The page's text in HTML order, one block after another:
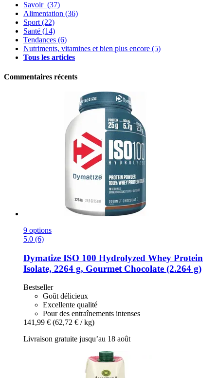
Savoir (37)
Alimentation (36)
Sport(22)
Santé (14)
Tendances (6)
Nutriments, vitamines et bien plus encore (5)
Tous les articles
Commentaires récents
9 options
5.0 (6)
Dymatize ISO 100 Hydrolyzed Whey Protein
Isolate, 2264 g, Gourmet Chocolate (2.264 g)
Bestseller
Goût délicieux
Excellente qualité
Pour des entraînements intenses
141,99 € (62,72 € / kg)
Livraison gratuite jusqu’au 18 août